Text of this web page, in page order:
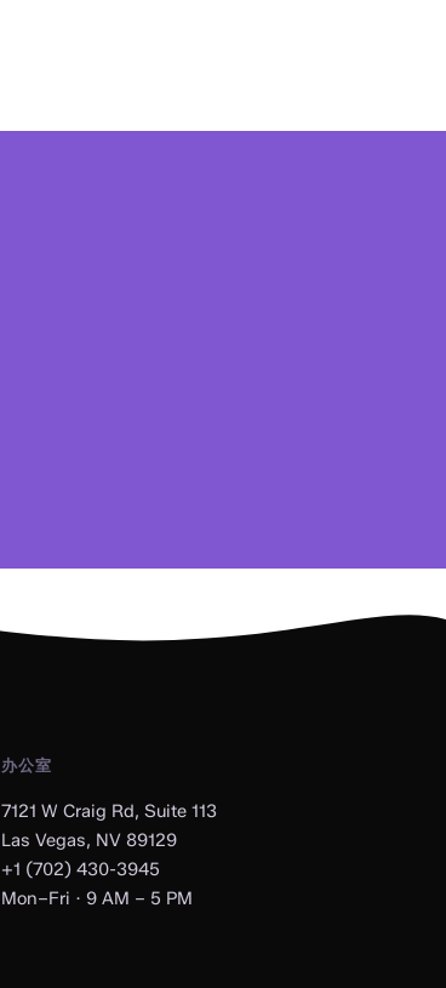
办公室
7121 W Craig Rd, Suite 113
Las Vegas, NV 89129
+1 (702) 430-3945
Mon–Fri · 9 AM – 5 PM